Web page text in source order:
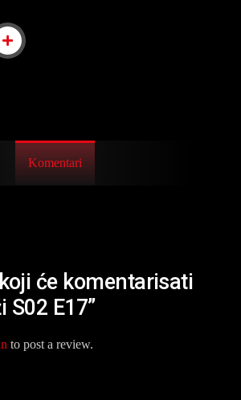
Komentari
će komentarisati
S02 E17”
to post a review.